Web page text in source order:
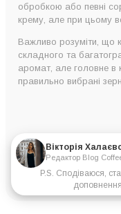
обробкою або певні
крему, але при цьому
Важливо розуміти, що
складного та
аромат, але головне в
правильно вибрані
Вікторія
Редактор Blog
P.S. Сподіваюся,